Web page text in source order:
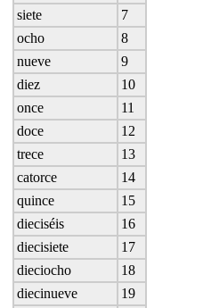
siete
7
ocho
8
nueve
9
diez
10
once
11
doce
12
trece
13
catorce
14
quince
15
dieciséis
16
diecisiete
17
dieciocho
18
diecinueve
19